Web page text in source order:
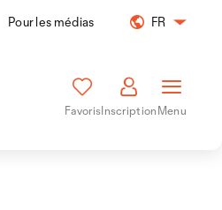
Pour les médias FR
FavorisInscriptionMenu